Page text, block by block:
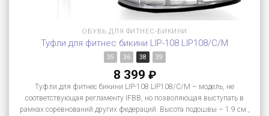
ОБУВЬ ДЛЯ ФИТНЕС-БИКИНИ
Туфли для фитнес бикини LIP-108 LIP108/C/M
35 36 38 39
8 399 ₽
Туфли для фитнес бикини LIP-108 LIP108/C/M – модель, не
соответствующая регламенту IFBB, но позволяющая выступать в
рамках соревнований других федераций. Высота подошвы – 1.9 см.,